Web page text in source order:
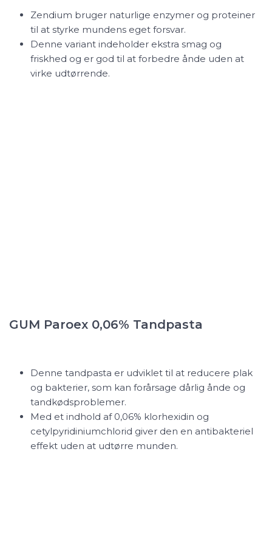
Zendium bruger naturlige enzymer og proteiner
til at styrke mundens eget forsvar.
Denne variant indeholder ekstra smag og
friskhed og er god til at forbedre ånde uden at
virke udtørrende.
GUM Paroex 0,06% Tandpasta
Denne tandpasta er udviklet til at reducere plak
og bakterier, som kan forårsage dårlig ånde og
tandkødsproblemer.
Med et indhold af 0,06% klorhexidin og
cetylpyridiniumchlorid giver den en antibakteriel
effekt uden at udtørre munden.